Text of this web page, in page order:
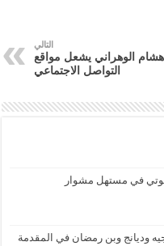
التالي
هشام الوهراني يشعل مواقع
التواصل الاجتماعي
في مستهل مشوار